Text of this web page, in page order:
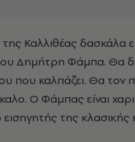
Καλλιθέας δασκάλα
Δημήτρη Φάμπα. Θα
που καλπάζει. Θα τον
O Φάμπας είναι
εισηγητής της κλασικής